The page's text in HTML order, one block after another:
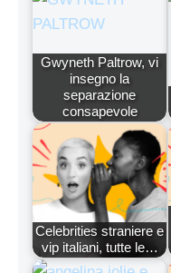
Gwyneth Paltrow, vi
insegno la
separazione
consapevole
Celebrities straniere e
vip italiani, tutte le…